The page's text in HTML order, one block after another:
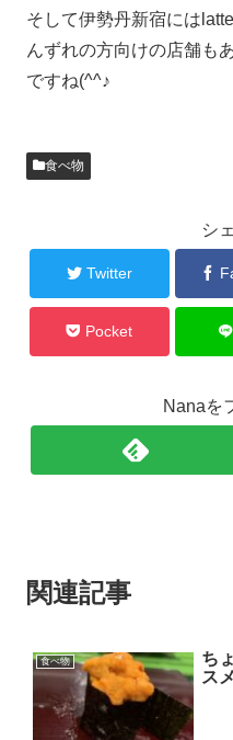
そして伊勢丹新宿には
んずれの方向けの店舗も
ですね(^^♪
食べ物
シ
Twitter
Pocket
Nanaを
関連記事
食べ物
ち
ス